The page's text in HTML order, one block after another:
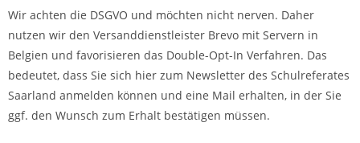
Wir achten die DSGVO und möchten nicht nerven. Daher
nutzen wir den Versanddienstleister Brevo mit Servern in
Belgien und favorisieren das Double-Opt-In Verfahren. Das
bedeutet, dass Sie sich hier zum Newsletter des Schulreferates
Saarland anmelden können und eine Mail erhalten, in der Sie
ggf. den Wunsch zum Erhalt bestätigen müssen.